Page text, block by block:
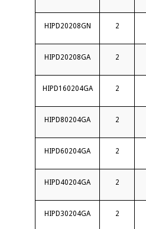
HIPD20208GN 2
HIPD20208GA 2
HIPD160204GA 2
HIPD80204GA 2
HIPD60204GA 2
HIPD40204GA 2
HIPD30204GA 2